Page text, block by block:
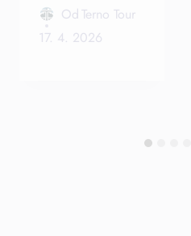
Od Terno Tour
17. 4. 2026